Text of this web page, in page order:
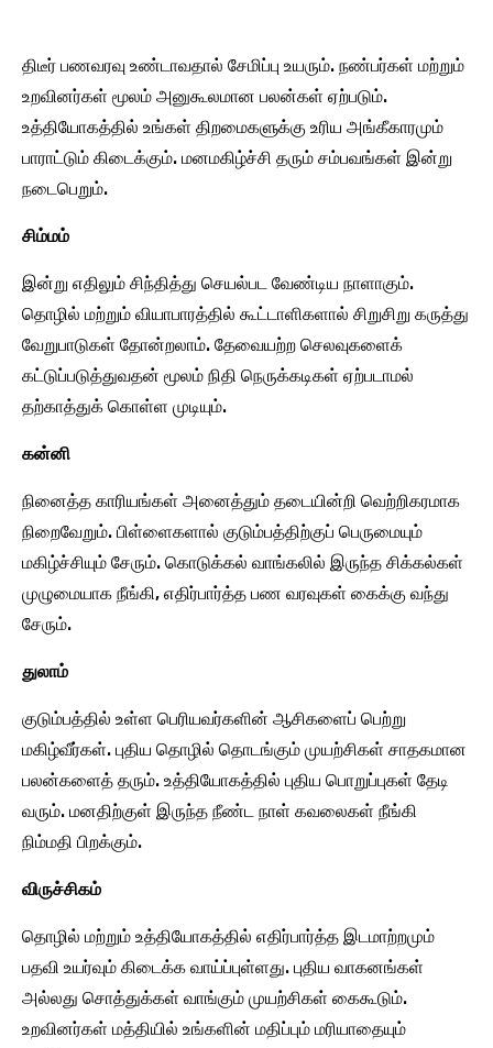
திடீர் பணவரவு உண்டாவதால் சேமிப்பு உயரும். நண்பர்கள் மற்றும்
உறவினர்கள் மூலம் அனுகூலமான பலன்கள் ஏற்படும்.
உத்தியோகத்தில் உங்கள் திறமைகளுக்கு உரிய அங்கீகாரமும்
பாராட்டும் கிடைக்கும். மனமகிழ்ச்சி தரும் சம்பவங்கள் இன்று
நடைபெறும்.
சிம்மம்
இன்று எதிலும் சிந்தித்து செயல்பட வேண்டிய நாளாகும்.
தொழில் மற்றும் வியாபாரத்தில் கூட்டாளிகளால் சிறுசிறு கருத்து
வேறுபாடுகள் தோன்றலாம். தேவையற்ற செலவுகளைக்
கட்டுப்படுத்துவதன் மூலம் நிதி நெருக்கடிகள் ஏற்படாமல்
தற்காத்துக் கொள்ள முடியும்.
கன்னி
நினைத்த காரியங்கள் அனைத்தும் தடையின்றி வெற்றிகரமாக
நிறைவேறும். பிள்ளைகளால் குடும்பத்திற்குப் பெருமையும்
மகிழ்ச்சியும் சேரும். கொடுக்கல் வாங்கலில் இருந்த சிக்கல்கள்
முழுமையாக நீங்கி, எதிர்பார்த்த பண வரவுகள் கைக்கு வந்து
சேரும்.
துலாம்
குடும்பத்தில் உள்ள பெரியவர்களின் ஆசிகளைப் பெற்று
மகிழ்வீர்கள். புதிய தொழில் தொடங்கும் முயற்சிகள் சாதகமான
பலன்களைத் தரும். உத்தியோகத்தில் புதிய பொறுப்புகள் தேடி
வரும். மனதிற்குள் இருந்த நீண்ட நாள் கவலைகள் நீங்கி
நிம்மதி பிறக்கும்.
விருச்சிகம்
தொழில் மற்றும் உத்தியோகத்தில் எதிர்பார்த்த இடமாற்றமும்
பதவி உயர்வும் கிடைக்க வாய்ப்புள்ளது. புதிய வாகனங்கள்
அல்லது சொத்துக்கள் வாங்கும் முயற்சிகள் கைகூடும்.
உறவினர்கள் மத்தியில் உங்களின் மதிப்பும் மரியாதையும்